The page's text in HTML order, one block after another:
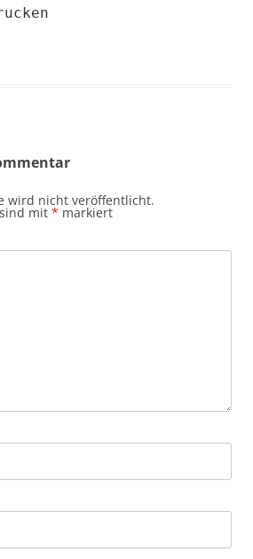
wird nicht veröffentlicht.
mit * markiert